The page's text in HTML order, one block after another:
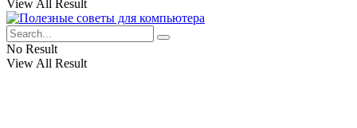
View All Result
No Result
View All Result